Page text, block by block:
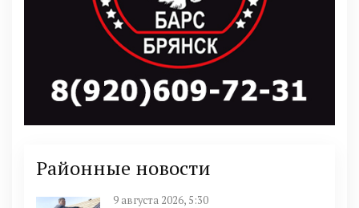
Районные новости
9 августа 2026, 5:30